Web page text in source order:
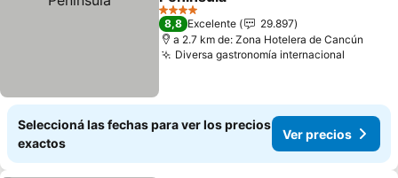
Ver precios
4 Estrellas
8,8 Excelente
29.897
a 2.7 km de: Zona Hotelera de Cancún
Diversa gastronomía internacional
Seleccioná las fechas para ver los precios
exactos
Ver precios